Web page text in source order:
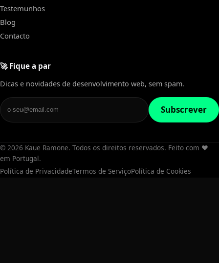
Testemunhos
Blog
Contacto
🚀 Fique a par
Dicas e novidades de desenvolvimento web, sem spam.
Subscrever
© 2026 Kaue Ramone. Todos os direitos reservados. Feito com ❤️
em Portugal.
Política de PrivacidadeTermos de ServiçoPolítica de Cookies